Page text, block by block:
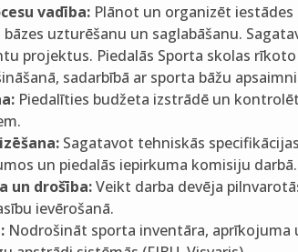
vadība:Plānot un organizēt iestādes
uzturēšanu un saglabāšanu.
projektus. Piedalās Sporta skolas
sadarbībā ar sporta bāžu
Piedalīties budžeta izstrādē un
Sagatavot tehniskās
un piedalās iepirkuma komisiju darbā.
un drošība:Veikt darba devēja
ievērošanā.
Nodrošināt sporta inventāra, aprīkojuma